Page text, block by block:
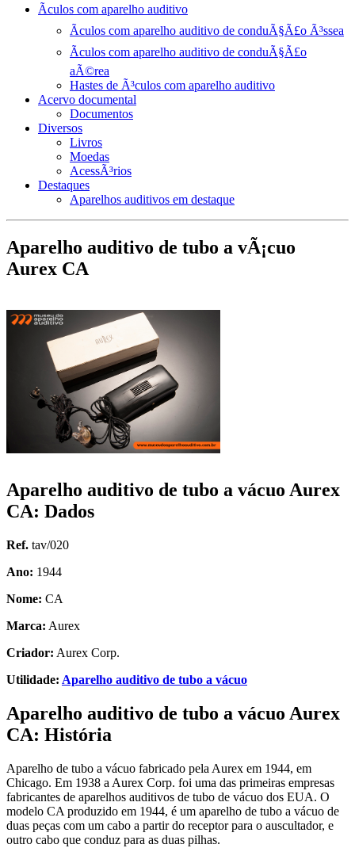
Ãculos com aparelho auditivo
Ãculos com aparelho auditivo de conduÃ§Ã£o Ã³ssea
Ãculos com aparelho auditivo de conduÃ§Ã£o
aÃ©rea
Hastes de Ã³culos com aparelho auditivo
Acervo documental
Documentos
Diversos
Livros
Moedas
AcessÃ³rios
Destaques
Aparelhos auditivos em destaque
Aparelho auditivo de tubo a vÃ¡cuo
Aurex CA
Aparelho auditivo de tubo a vácuo Aurex
CA: Dados
Ref. tav/020
Ano: 1944
Nome: CA
Marca: Aurex
Criador: Aurex Corp.
Utilidade: Aparelho auditivo de tubo a vácuo
Aparelho auditivo de tubo a vácuo Aurex
CA: História
Aparelho de tubo a vácuo fabricado pela Aurex em 1944, em
Chicago. Em 1938 a Aurex Corp. foi uma das primeiras empresas
fabricantes de aparelhos auditivos de tubo de vácuo dos EUA. O
modelo CA produzido em 1944, é um aparelho de tubo a vácuo de
duas peças com um cabo a partir do receptor para o auscultador, e
outro cabo que conduz para as duas pilhas.